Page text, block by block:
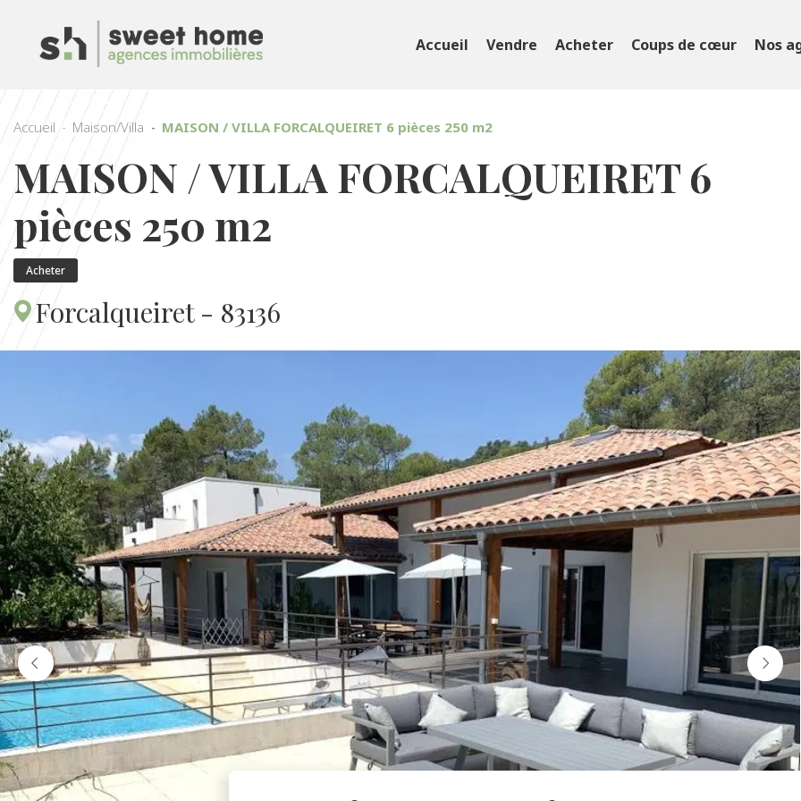
Accueil Vendre Acheter Coups de cœur Nos
Accueil Maison/Villa MAISON / VILLA FORCALQUEIRET 6 pièces 250 m2
MAISON / VILLA FORCALQUEIRET 6
pièces 250 m2
Acheter
Forcalqueiret - 83136